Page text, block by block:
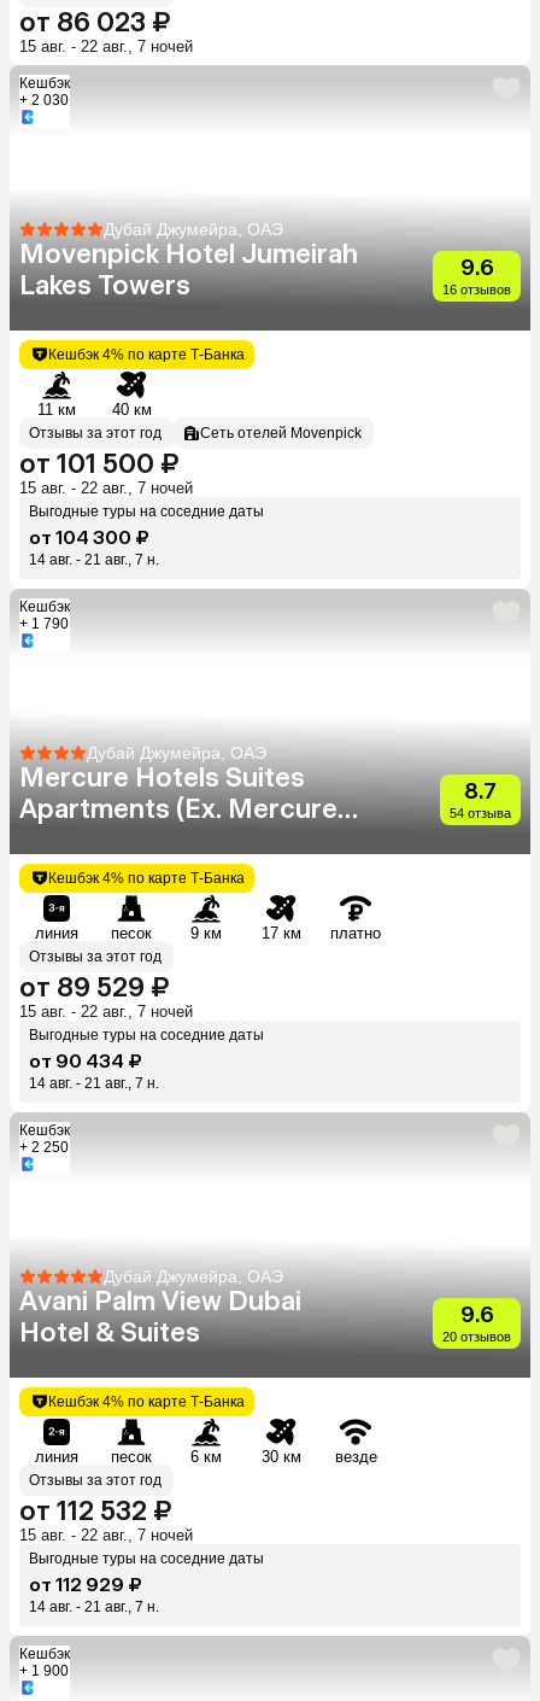
от 86 023 ₽
15 авг. - 22 авг., 7 ночей
Кешбэк
+ 2 030
Дубай Джумейра, ОАЭ
Movenpick Hotel Jumeirah
Lakes Towers
9.6
16 отзывов
Кешбэк 4% по карте Т-Банка
11 км 40 км
Отзывы за этот год Сеть отелей Movenpick
от 101 500 ₽
15 авг. - 22 авг., 7 ночей
Выгодные туры на соседние даты
от 104 300 ₽
14 авг. - 21 авг., 7 н.
Кешбэк
+ 1 790
Дубай Джумейра, ОАЭ
Mercure Hotels Suites
Apartments (Ex. Mercure
8.7
54 отзыва
Кешбэк 4% по карте Т-Банка
линия песок 9 км 17 км платно
Отзывы за этот год
от 89 529 ₽
15 авг. - 22 авг., 7 ночей
Выгодные туры на соседние даты
от 90 434 ₽
14 авг. - 21 авг., 7 н.
Кешбэк
+ 2 250
Дубай Джумейра, ОАЭ
Avani Palm View Dubai
Hotel & Suites
9.6
20 отзывов
Кешбэк 4% по карте Т-Банка
линия песок 6 км 30 км везде
Отзывы за этот год
от 112 532 ₽
15 авг. - 22 авг., 7 ночей
Выгодные туры на соседние даты
от 112 929 ₽
14 авг. - 21 авг., 7 н.
Кешбэк
+ 1 900